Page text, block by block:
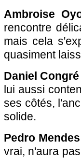
Ambroise
rencontre
mais cela
quasiment
Daniel Congré
lui aussi
ses côtés,
solide.
Pedro
vrai, n'aura